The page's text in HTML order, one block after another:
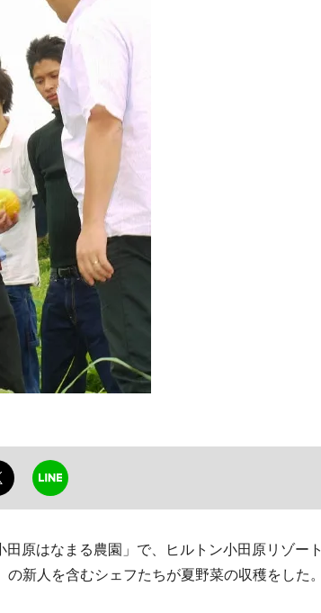
原はなまる農園」で、ヒルトン小田原リゾート
の新人を含むシェフたちが夏野菜の収穫をした。